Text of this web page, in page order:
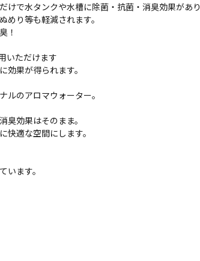
けで水タンクや水槽に除菌・抗菌・消臭効果があり
めり等も軽減されます。
！
いただけます
果が得られます。
ルのアロマウォーター。
臭効果はそのまま。
快適な空間にします。
います。